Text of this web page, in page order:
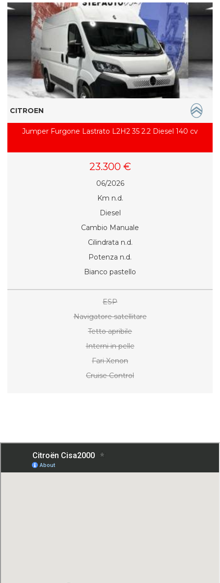
CITROEN
Jumper Furgone Lastrato L2H2 35 2.2 Diesel 140 cv
23.300 €
06/2026
Km n.d.
Diesel
Cambio Manuale
Cilindrata n.d.
Potenza n.d.
Bianco pastello
ESP
Navigatore satellitare
Tetto apribile
Interni in pelle
Fari Xenon
Cruise Control